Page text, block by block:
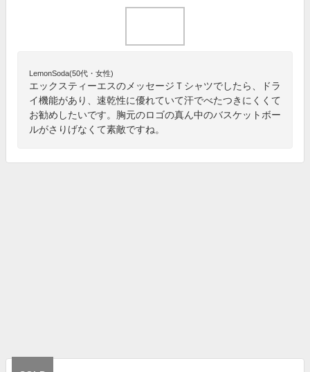
LemonSoda(50代・女性)
エックスティーエスのメッセージＴシャツでしたら、ドラ
イ機能があり、速乾性に優れていて汗でべたつきにくくて
お勧めしたいです。胸元のロゴの真ん中のバスケットボー
ルがさりげなくて素敵ですね。